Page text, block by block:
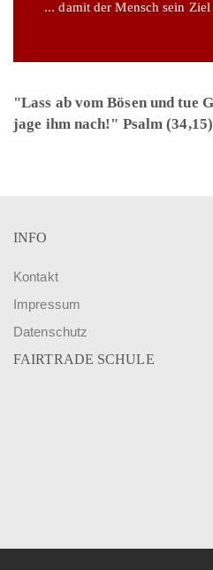
... damit der Mensch sein
"Lass ab vom Bösen und tue
jage ihm nach!" Psalm (34,15)
INFO
Kontakt
Impressum
Datenschutz
FAIRTRADE SCHULE